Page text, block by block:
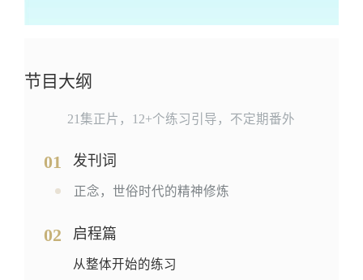
节目大纲
21集正片，12+个练习引导，不定期番外
01 发刊词
正念，世俗时代的精神修炼
02 启程篇
从整体开始的练习